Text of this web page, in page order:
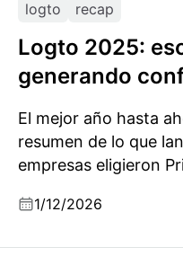
logto recap
Logto 2025:
generando
El mejor año hasta
resumen de lo que
empresas eligieron
para el 2026.
1/12/2026